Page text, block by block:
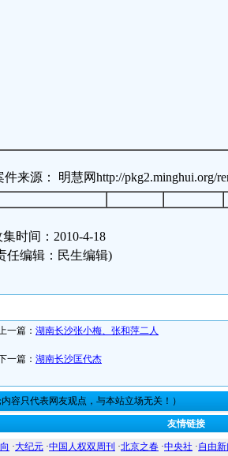
件来源： 明慧网http://pkg2.minghui.org/
集时间：2010-4-18
任编辑：民生编辑)
一篇： 湖南长沙张小梅、张和萍二人
一篇： 湖南长沙匡代杰
容只代表网友观点，与本站立场无关！）
友情链接
·大纪元 ·中国人权双周刊 ·北京之春 ·中央社 ·自由新